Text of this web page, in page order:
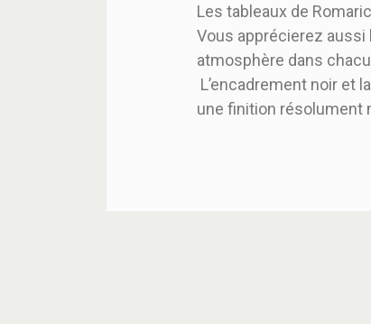
Les tableaux de
Vous apprécierez aussi
atmosphère dans
L’encadrement noir et
une finition résolument